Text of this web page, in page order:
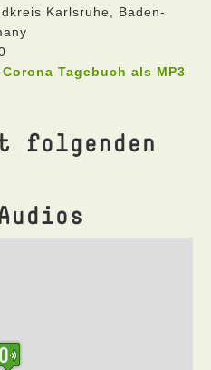
Karlsruhe, Baden-
Tagebuch als MP3
folgenden